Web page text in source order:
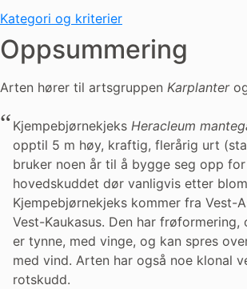
Kategori og kriterier
Oppsummering
Arten hører til artsgruppen Karplanter
Kjempebjørnekjeks Heracleum
opptil 5 m høy, kraftig, flerårig urt
bruker noen år til å bygge seg opp
hovedskuddet dør vanligvis etter
Kjempebjørnekjeks kommer fra Vest-
Vest-Kaukasus. Den har frøformering,
er tynne, med vinge, og kan spres
med vind. Arten har også noe klonal
rotskudd.